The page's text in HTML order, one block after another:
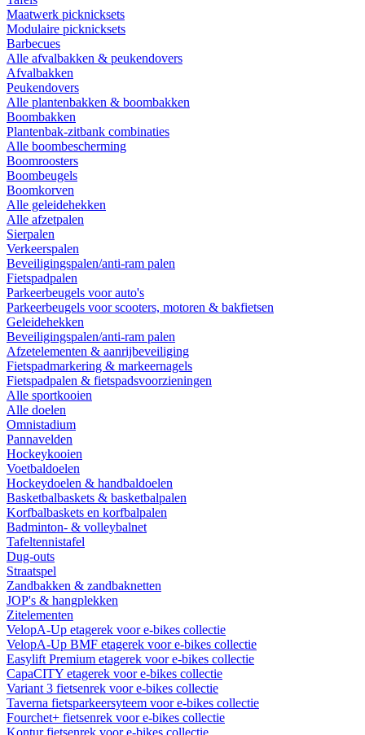
Maatwerk picknicksets
Modulaire picknicksets
Barbecues
Alle afvalbakken & peukendovers
Afvalbakken
Peukendovers
Alle plantenbakken & boombakken
Boombakken
Plantenbak-zitbank combinaties
Alle boombescherming
Boomroosters
Boombeugels
Boomkorven
Alle geleidehekken
Alle afzetpalen
Sierpalen
Verkeerspalen
Beveiligingspalen/anti-ram palen
Fietspadpalen
Parkeerbeugels voor auto's
Parkeerbeugels voor scooters, motoren & bakfietsen
Geleidehekken
Beveiligingspalen/anti-ram palen
Afzetelementen & aanrijbeveiliging
Fietspadmarkering & markeernagels
Fietspadpalen & fietspadsvoorzieningen
Alle sportkooien
Alle doelen
Omnistadium
Pannavelden
Hockeykooien
Voetbaldoelen
Hockeydoelen & handbaldoelen
Basketbalbaskets & basketbalpalen
Korfbalbaskets en korfbalpalen
Badminton- & volleybalnet
Tafeltennistafel
Dug-outs
Straatspel
Zandbakken & zandbaknetten
JOP's & hangplekken
Zitelementen
VelopA-Up etagerek voor e-bikes collectie
VelopA-Up BMF etagerek voor e-bikes collectie
Easylift Premium etagerek voor e-bikes collectie
CapaCITY etagerek voor e-bikes collectie
Variant 3 fietsenrek voor e-bikes collectie
Taverna fietsparkeersyteem voor e-bikes collectie
Fourchet+ fietsenrek voor e-bikes collectie
Kontur fietsenrek voor e-bikes collectie